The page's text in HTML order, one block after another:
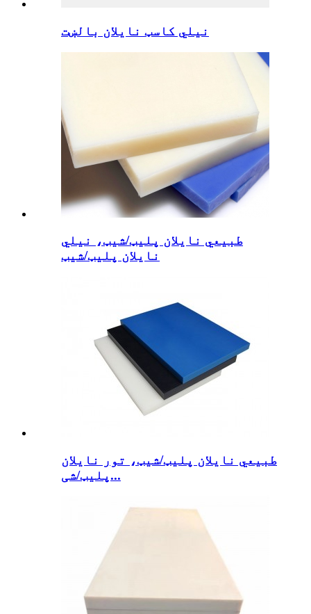
نیلي کاسټ نایلان بالښت
طبیعي نایلان پلیټ/شیټ، نیلي
نایلان پلیټ/شیټ
طبیعي نایلان پلیټ/شیټ، تور نایلان
پلیټ/شی...